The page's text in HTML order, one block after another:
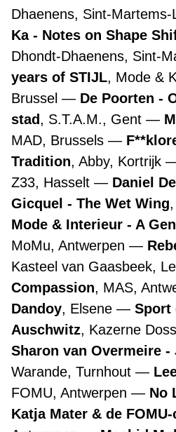
Dhaenens, Sint-Martems-
Ka - Notes on Shape
Dhondt-Dhaenens, Sint-
years of STIJL, Mode &
Brussel
De Poorten -
stad, S.T.A.M., Gent
MAD, Brussels
Tradition, Abby, Kortrijk
Z33, Hasselt
Daniel
Gicquel - The Wet Wing
Mode & Interieur - A
MoMu, Antwerpen
Kasteel van Gaasbeek,
Compassion, MAS,
Dandoy, Elsene
Sport
Auschwitz, Kazerne
Sharon van Overmeire
Warande, Turnhout
FOMU, Antwerpen
No
Katja Mater & de